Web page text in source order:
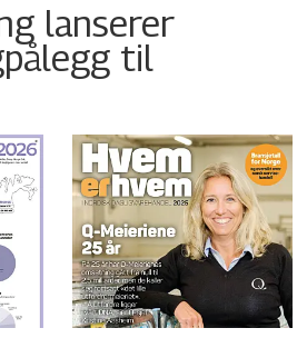
lanserer
til